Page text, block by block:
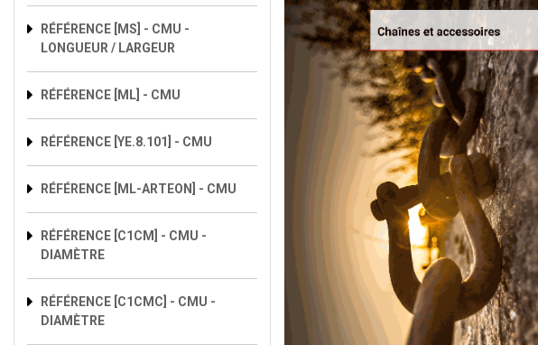
RÉFÉRENCE [MS] - CMU -
LONGUEUR / LARGEUR
RÉFÉRENCE [ML] - CMU
RÉFÉRENCE [YE.8.101] - CMU
RÉFÉRENCE [ML-ARTEON] - CMU
RÉFÉRENCE [C1CM] - CMU -
DIAMÈTRE
RÉFÉRENCE [C1CMC] - CMU -
DIAMÈTRE